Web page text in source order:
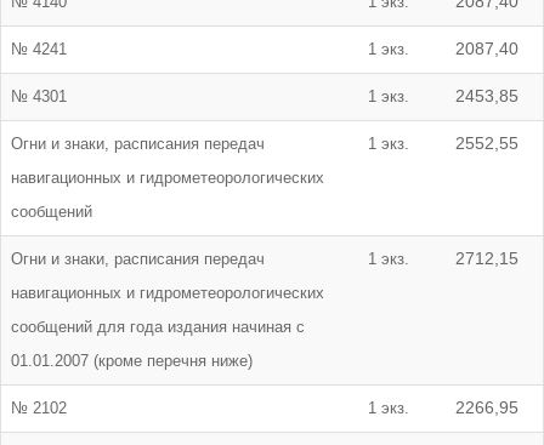
№ 4241 1 экз. 2087,40
№ 4301 1 экз. 2453,85
Огни и знаки, расписания передач
навигационных и гидрометеорологических
сообщений
1 экз. 2552,55
Огни и знаки, расписания передач
навигационных и гидрометеорологических
сообщений для года издания начиная с
01.01.2007 (кроме перечня ниже)
1 экз. 2712,15
№ 2102 1 экз. 2266,95